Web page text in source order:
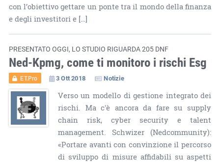
con l’obiettivo gettare un ponte tra il mondo della finanza
e degli investitori e […]
PRESENTATO OGGI, LO STUDIO RIGUARDA 205 DNF
Ned-Kpmg, come ti monitoro i rischi Esg
ET.Pro 3 Ott 2018 Notizie
Verso un modello di gestione integrato dei
rischi. Ma c'è ancora da fare su supply
chain risk, cyber security e talent
management. Schwizer (Nedcommunity):
«Portare avanti con convinzione il percorso
di sviluppo di misure affidabili su aspetti